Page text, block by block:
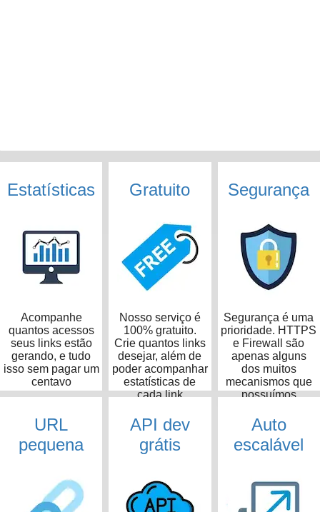
Estatísticas
Acompanhe
quantos acessos
seus links estão
gerando, e tudo
isso sem pagar um
centavo
Gratuito
Nosso serviço é
100% gratuito.
Crie quantos links
desejar, além de
poder acompanhar
estatísticas de
cada link
Segurança
Segurança é uma
prioridade. HTTPS
e Firewall são
apenas alguns
dos muitos
mecanismos que
possuímos
URL
pequena
API dev
grátis
Auto
escalável